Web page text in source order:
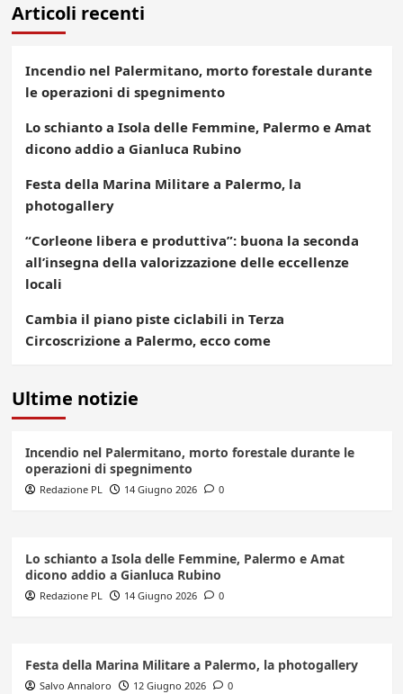
Articoli recenti
Incendio nel Palermitano, morto forestale durante
le operazioni di spegnimento
Lo schianto a Isola delle Femmine, Palermo e Amat
dicono addio a Gianluca Rubino
Festa della Marina Militare a Palermo, la
photogallery
“Corleone libera e produttiva”: buona la seconda
all’insegna della valorizzazione delle eccellenze
locali
Cambia il piano piste ciclabili in Terza
Circoscrizione a Palermo, ecco come
Ultime notizie
Incendio nel Palermitano, morto forestale durante le
operazioni di spegnimento
Redazione PL 14 Giugno 2026 0
Lo schianto a Isola delle Femmine, Palermo e Amat
dicono addio a Gianluca Rubino
Redazione PL 14 Giugno 2026 0
Festa della Marina Militare a Palermo, la photogallery
Salvo Annaloro 12 Giugno 2026 0